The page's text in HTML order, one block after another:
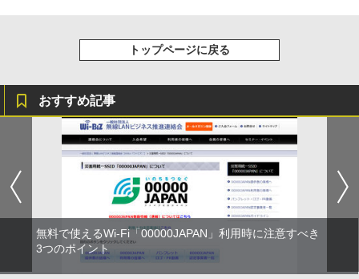
トップページに戻る
おすすめ記事
無料で使えるWi-Fi「00000JAPAN」利用時に注意すべき
3つのポイント